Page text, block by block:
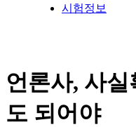
시험정보
언론사, 사
도 되어야